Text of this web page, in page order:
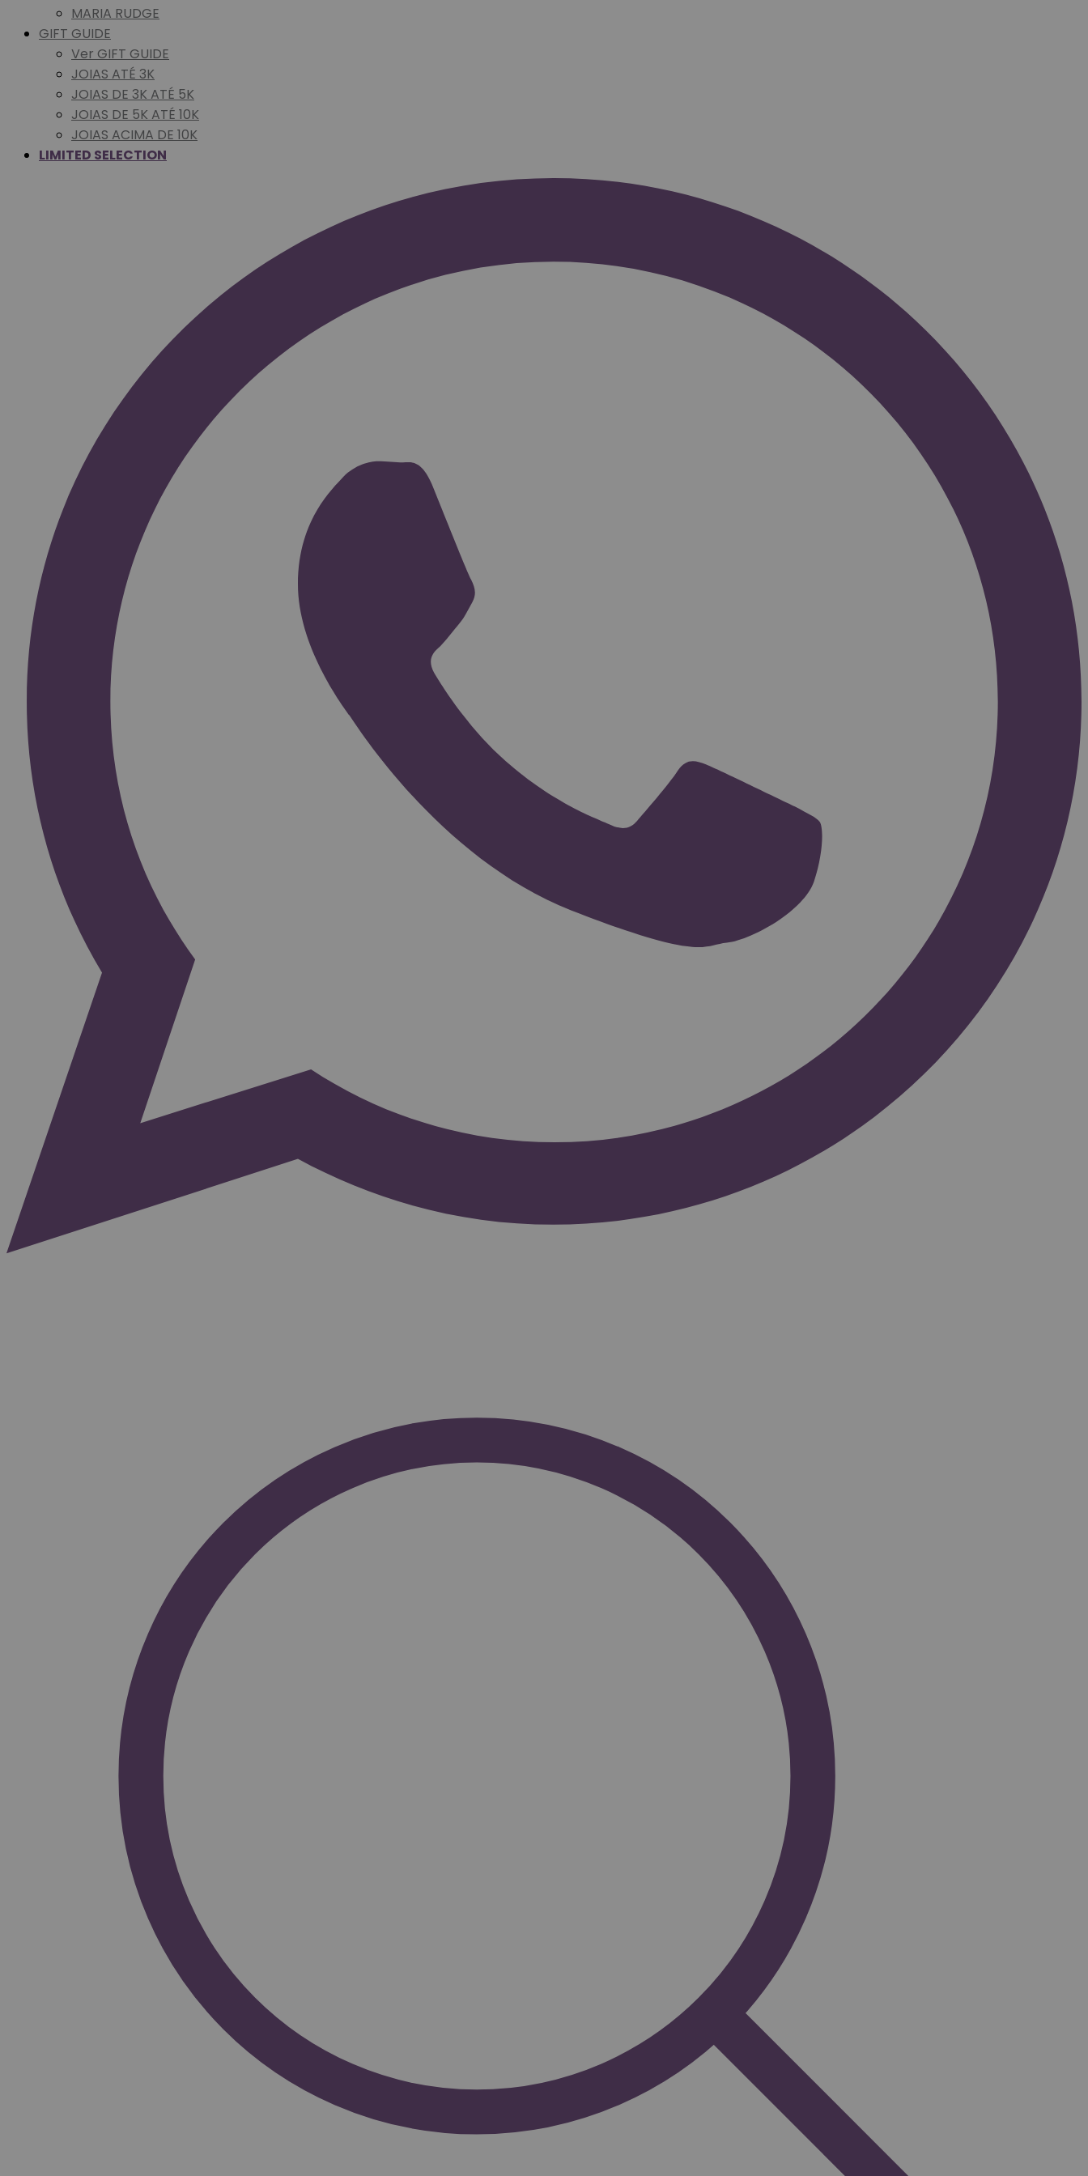
MARIA RUDGE
GIFT GUIDE
Ver GIFT GUIDE
JOIAS ATÉ 3K
JOIAS DE 3K ATÉ 5K
JOIAS DE 5K ATÉ 10K
JOIAS ACIMA DE 10K
LIMITED SELECTION